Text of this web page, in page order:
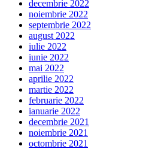
decembrie 2022
noiembrie 2022
septembrie 2022
august 2022
iulie 2022
iunie 2022
mai 2022
aprilie 2022
martie 2022
februarie 2022
ianuarie 2022
decembrie 2021
noiembrie 2021
octombrie 2021